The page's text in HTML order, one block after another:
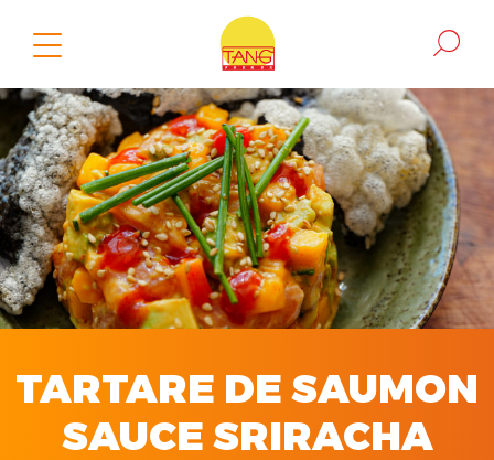
TARTARE DE SAUMON
SAUCE SRIRACHA